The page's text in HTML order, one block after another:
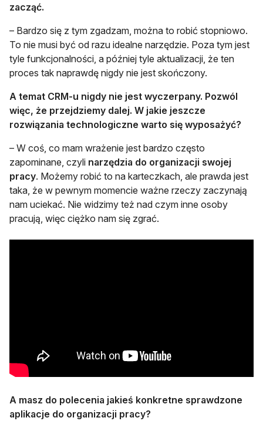
zacząć.
– Bardzo się z tym zgadzam, można to robić stopniowo.
To nie musi być od razu idealne narzędzie. Poza tym jest
tyle funkcjonalności, a później tyle aktualizacji, że ten
proces tak naprawdę nigdy nie jest skończony.
A temat CRM-u nigdy nie jest wyczerpany. Pozwól
więc, że przejdziemy dalej. W jakie jeszcze
rozwiązania technologiczne warto się wyposażyć?
– W coś, co mam wrażenie jest bardzo często
zapominane, czyli narzędzia do organizacji swojej
pracy. Możemy robić to na karteczkach, ale prawda jest
taka, że w pewnym momencie ważne rzeczy zaczynają
nam uciekać. Nie widzimy też nad czym inne osoby
pracują, więc ciężko nam się zgrać.
A masz do polecenia jakieś konkretne sprawdzone
aplikacje do organizacji pracy?